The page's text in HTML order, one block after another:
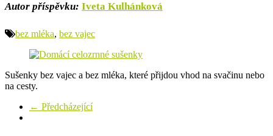
Autor příspěvku: Iveta Kulhánková
bez mléka, bez vajec
Sušenky bez vajec a bez mléka, které přijdou vhod na svačinu nebo
na cesty.
← Předcházející